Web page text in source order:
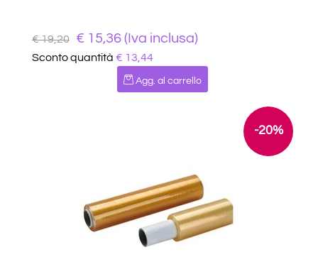
€ 19,20 € 15,36 (Iva inclusa)
Sconto quantità € 13,44
Quantità
Agg. al carrello
-20%